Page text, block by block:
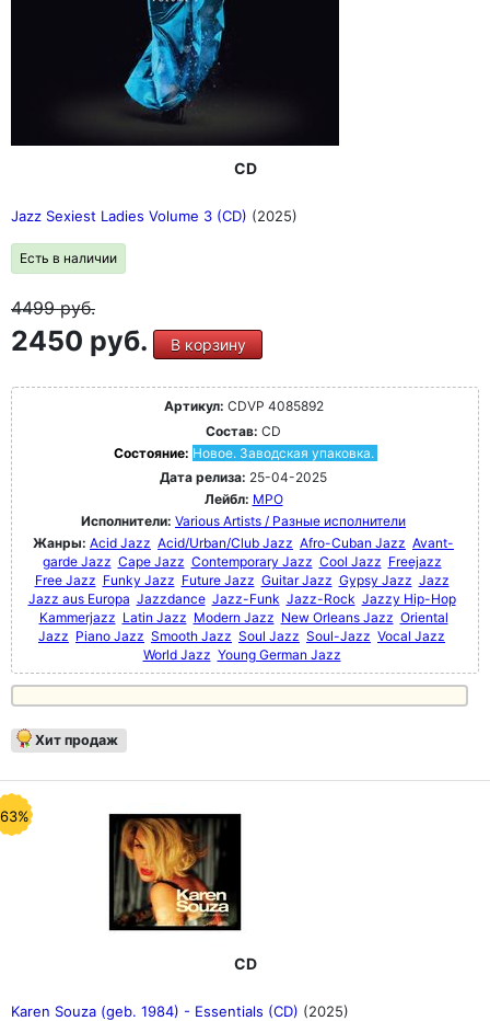
CD
Jazz Sexiest Ladies Volume 3 (CD) (2025)
Есть в наличии
4499руб.
2450 руб. В корзину
Артикул: CDVP 4085892
Состав: CD
Состояние: Новое. Заводская упаковка.
Дата релиза: 25-04-2025
Лейбл: MPO
Исполнители: Various Artists / Разные исполнители
Жанры: Acid Jazz Acid/Urban/Club Jazz Afro-Cuban Jazz Avant-
garde Jazz Cape Jazz Contemporary Jazz Cool Jazz Freejazz
Free Jazz Funky Jazz Future Jazz Guitar Jazz Gypsy Jazz Jazz
Jazz aus Europa Jazzdance Jazz-Funk Jazz-Rock Jazzy Hip-Hop
Kammerjazz Latin Jazz Modern Jazz New Orleans Jazz Oriental
Jazz Piano Jazz Smooth Jazz Soul Jazz Soul-Jazz Vocal Jazz
World Jazz Young German Jazz
Хит продаж
CD
Karen Souza (geb. 1984) - Essentials (CD) (2025)